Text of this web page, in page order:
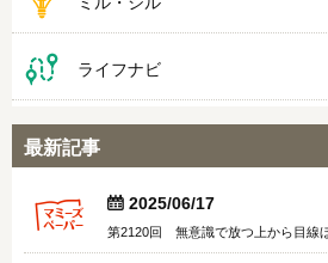
ライフナビ
最新記事
  2025/06/17
第2120回 無意識で放つ上から目線